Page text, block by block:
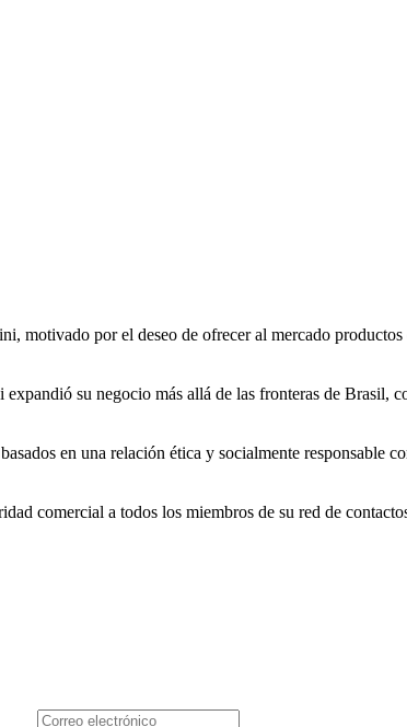
motivado por el deseo de ofrecer al mercado
su negocio más allá de las fronteras de Brasil,
en una relación ética y socialmente responsable
comercial a todos los miembros de su red de